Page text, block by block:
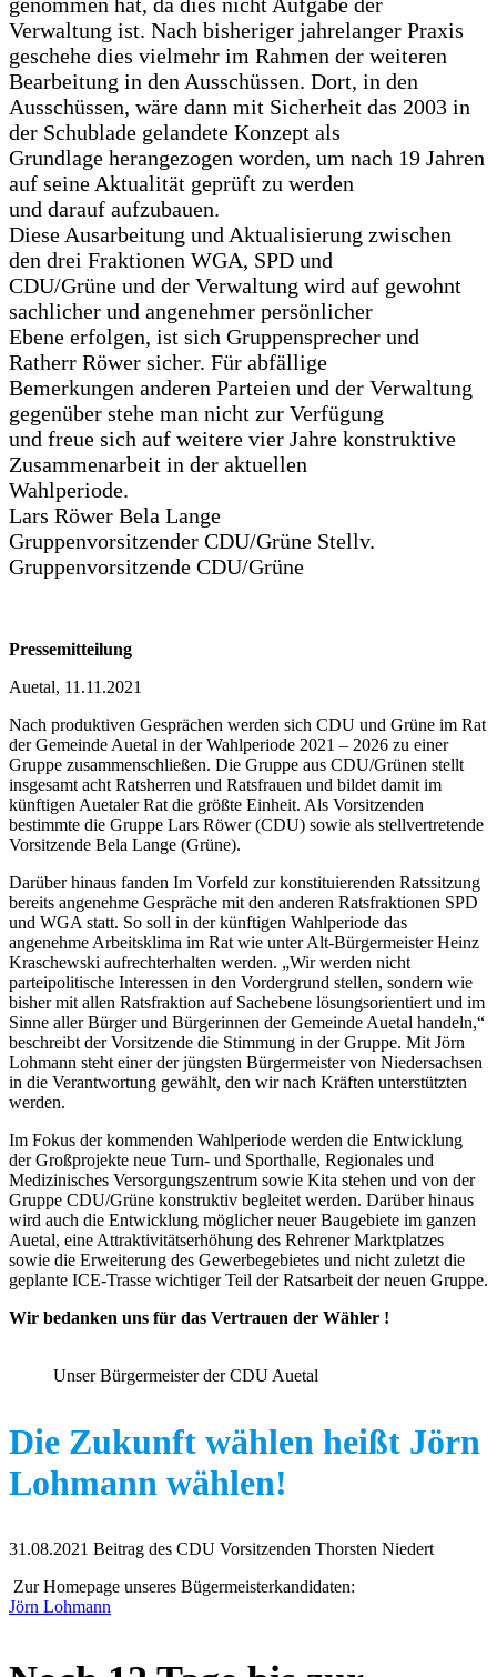
Verwaltung ist. Nach bisheriger jahrelanger Praxis
geschehe dies vielmehr im Rahmen der weiteren
Bearbeitung in den Ausschüssen. Dort, in den
Ausschüssen, wäre dann mit Sicherheit das 2003 in
der Schublade gelandete Konzept als
Grundlage herangezogen worden, um nach 19 Jahren
auf seine Aktualität geprüft zu werden
und darauf aufzubauen.
Diese Ausarbeitung und Aktualisierung zwischen
den drei Fraktionen WGA, SPD und
CDU/Grüne und der Verwaltung wird auf gewohnt
sachlicher und angenehmer persönlicher
Ebene erfolgen, ist sich Gruppensprecher und
Ratherr Röwer sicher. Für abfällige
Bemerkungen anderen Parteien und der Verwaltung
gegenüber stehe man nicht zur Verfügung
und freue sich auf weitere vier Jahre konstruktive
Zusammenarbeit in der aktuellen
Wahlperiode.
Lars Röwer Bela Lange
Gruppenvorsitzender CDU/Grüne Stellv.
Gruppenvorsitzende CDU/Grüne
Pressemitteilung
Auetal, 11.11.2021
Nach produktiven Gesprächen werden sich CDU und Grüne im Rat
der Gemeinde Auetal in der Wahlperiode 2021 – 2026 zu einer
Gruppe zusammenschließen. Die Gruppe aus CDU/Grünen stellt
insgesamt acht Ratsherren und Ratsfrauen und bildet damit im
künftigen Auetaler Rat die größte Einheit. Als Vorsitzenden
bestimmte die Gruppe Lars Röwer (CDU) sowie als stellvertretende
Vorsitzende Bela Lange (Grüne).
Darüber hinaus fanden Im Vorfeld zur konstituierenden Ratssitzung
bereits angenehme Gespräche mit den anderen Ratsfraktionen SPD
und WGA statt. So soll in der künftigen Wahlperiode das
angenehme Arbeitsklima im Rat wie unter Alt-Bürgermeister Heinz
Kraschewski aufrechterhalten werden. „Wir werden nicht
parteipolitische Interessen in den Vordergrund stellen, sondern wie
bisher mit allen Ratsfraktion auf Sachebene lösungsorientiert und im
Sinne aller Bürger und Bürgerinnen der Gemeinde Auetal handeln,“
beschreibt der Vorsitzende die Stimmung in der Gruppe. Mit Jörn
Lohmann steht einer der jüngsten Bürgermeister von Niedersachsen
in die Verantwortung gewählt, den wir nach Kräften unterstützten
werden.
Im Fokus der kommenden Wahlperiode werden die Entwicklung
der Großprojekte neue Turn- und Sporthalle, Regionales und
Medizinisches Versorgungszentrum sowie Kita stehen und von der
Gruppe CDU/Grüne konstruktiv begleitet werden. Darüber hinaus
wird auch die Entwicklung möglicher neuer Baugebiete im ganzen
Auetal, eine Attraktivitätserhöhung des Rehrener Marktplatzes
sowie die Erweiterung des Gewerbegebietes und nicht zuletzt die
geplante ICE-Trasse wichtiger Teil der Ratsarbeit der neuen Gruppe.
Wir bedanken uns für das Vertrauen der Wähler !
Unser Bürgermeister der CDU Auetal
Die Zukunft wählen heißt Jörn
Lohmann wählen!
31.08.2021 Beitrag des CDU Vorsitzenden Thorsten Niedert
Zur Homepage unseres Bügermeisterkandidaten:
Jörn Lohmann